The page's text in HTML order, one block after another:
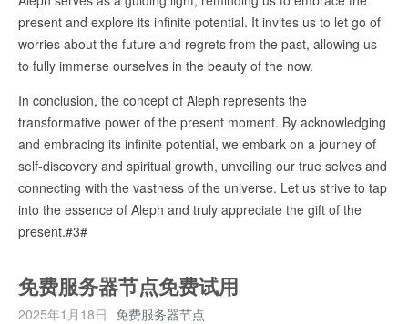
present and explore its infinite potential. It invites us to let go of
worries about the future and regrets from the past, allowing us
to fully immerse ourselves in the beauty of the now.
In conclusion, the concept of Aleph represents the
transformative power of the present moment. By acknowledging
and embracing its infinite potential, we embark on a journey of
self-discovery and spiritual growth, unveiling our true selves and
connecting with the vastness of the universe. Let us strive to tap
into the essence of Aleph and truly appreciate the gift of the
present.#3#
免费服务器节点免费试用
2025年1月18日 免费服务器节点